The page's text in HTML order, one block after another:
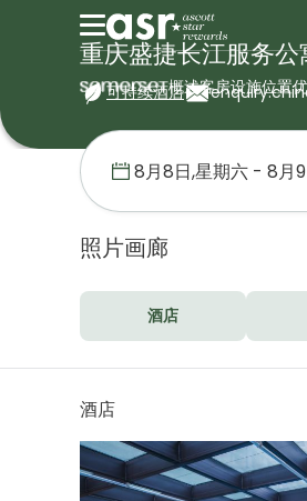
概述客房设施位置
重庆盛捷长江服务公
可持续酒店
首页 盛捷服务公寓 中国 重庆
照片画廊
酒店
酒店